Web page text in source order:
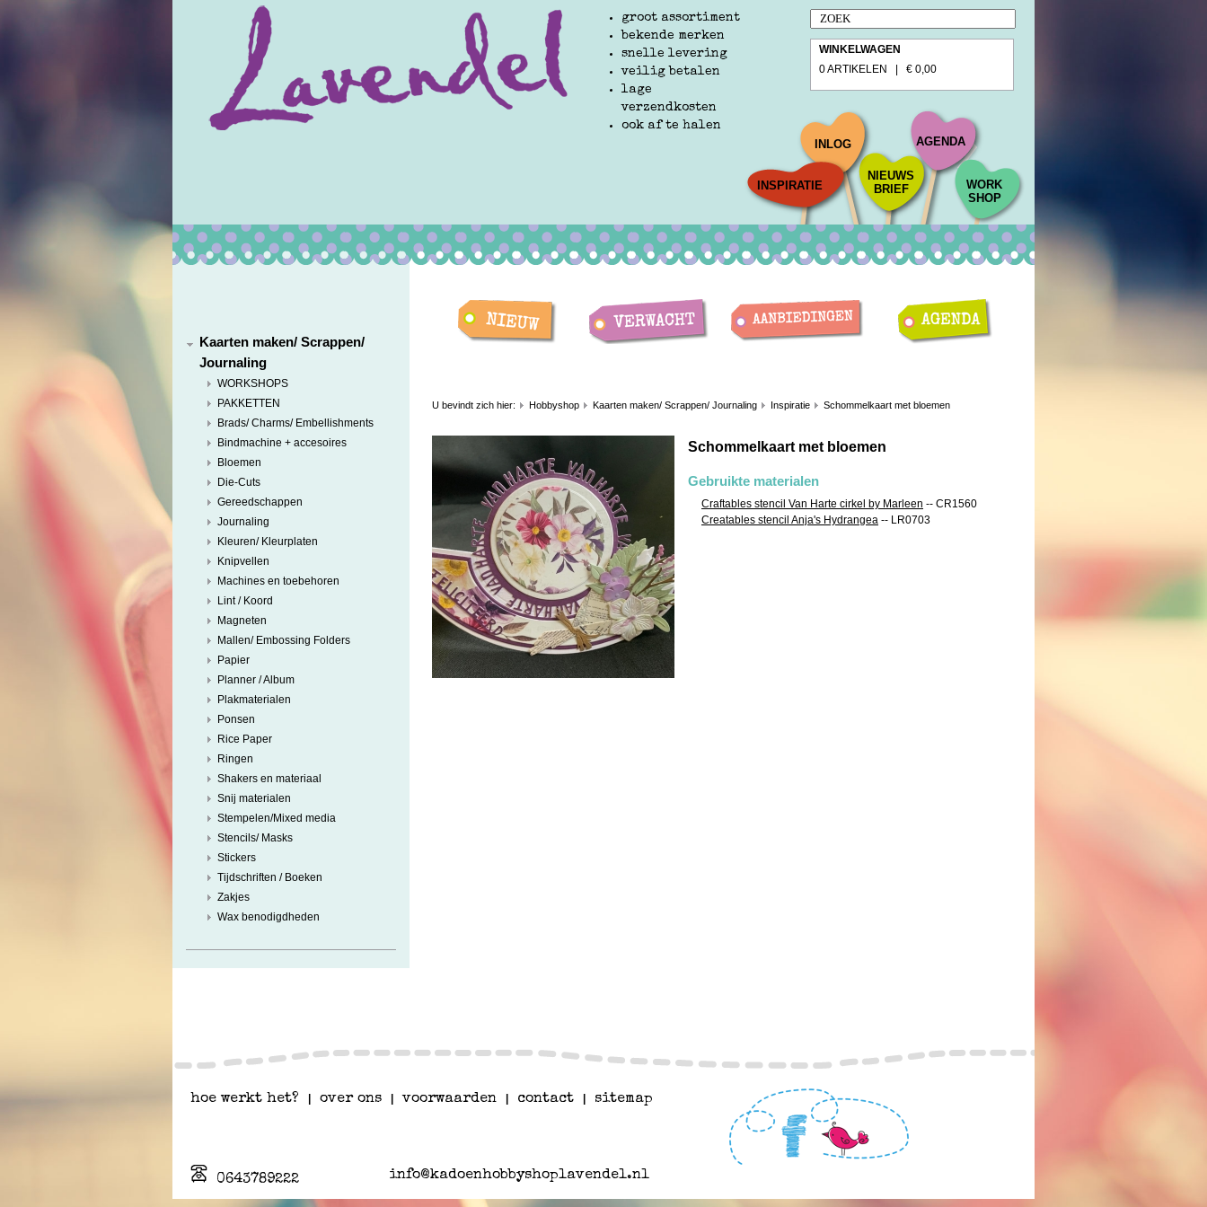
groot assortiment
bekende merken
snelle levering
veilig betalen
lage
verzendkosten
ook af te halen
WINKELWAGEN
0 ARTIKELEN | € 0,00
INSPIRATIE
INLOG
NIEUWS
BRIEF
AGENDA
WORK
SHOP
Kaarten maken/ Scrappen/
Journaling
WORKSHOPS
PAKKETTEN
Brads/ Charms/ Embellishments
Bindmachine + accesoires
Bloemen
Die-Cuts
Gereedschappen
Journaling
Kleuren/ Kleurplaten
Knipvellen
Machines en toebehoren
Lint / Koord
Magneten
Mallen/ Embossing Folders
Papier
Planner / Album
Plakmaterialen
Ponsen
Rice Paper
Ringen
Shakers en materiaal
Snij materialen
Stempelen/Mixed media
Stencils/ Masks
Stickers
Tijdschriften / Boeken
Zakjes
Wax benodigdheden
U bevindt zich hier: Hobbyshop Kaarten maken/ Scrappen/ Journaling Inspiratie Schommelkaart met bloemen
Schommelkaart met bloemen
Gebruikte materialen
Craftables stencil Van Harte cirkel by Marleen -- CR1560
Creatables stencil Anja's Hydrangea -- LR0703
hoe werkt het? over ons voorwaarden contact sitemap
0643789222 info@kadoenhobbyshoplavendel.nl